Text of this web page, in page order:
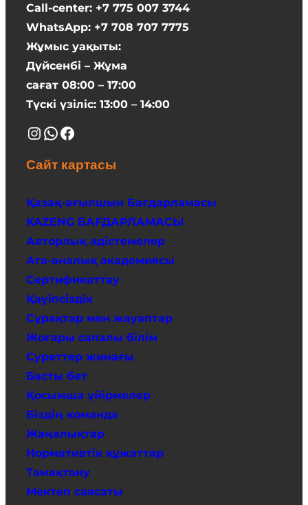
Call-center: +7 775 007 3744
WhatsApp: +7 708 707 7775
Жұмыс уақыты:
Дүйсенбі – Жұма
сағат 08:00 – 17:00
Түскі үзіліс: 13:00 – 14:00
InstagramWhatsApp Facebook
Сайт картасы
Қазақ-ағылшын Бағдарламасы
KAZENG БАҒДАРЛАМАСЫ
Авторлық әдістемелер
Ата-аналық академиясы
Сертификаттау
Қауіпсіздік
Сұрақтар мен жауаптар
Жоғары сапалы білім
Суреттер жинағы
Басты бет
Қосымша үйірмелер
Біздің команда
Жаңалықтар
Нормативтік құжаттар
Тамақтану
Мектеп саясаты